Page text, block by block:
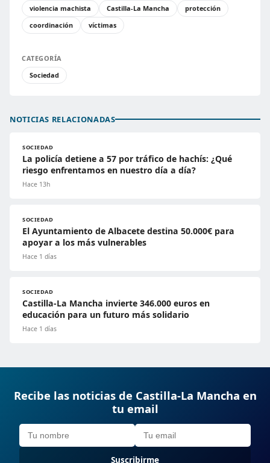
violencia machista
Castilla-La Mancha
protección
coordinación
víctimas
CATEGORÍA
Sociedad
NOTICIAS RELACIONADAS
SOCIEDAD
La policía detiene a 57 por tráfico de hachís: ¿Qué
riesgo enfrentamos en nuestro día a día?
Hace 13h
SOCIEDAD
El Ayuntamiento de Albacete destina 50.000€ para
apoyar a los más vulnerables
Hace 1 días
SOCIEDAD
Castilla-La Mancha invierte 346.000 euros en
educación para un futuro más solidario
Hace 1 días
Recibe las noticias de Castilla-La Mancha en
tu email
Suscribirme